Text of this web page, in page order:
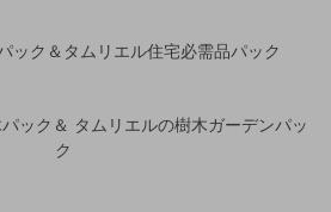
ック＆タムリエル住宅必需品パック
ック＆ タムリエルの樹木ガーデンパッ
ク